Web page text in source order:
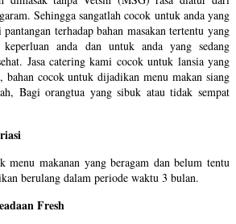
Sehingga sangatlah cocok untuk anda yang
terhadap bahan masakan tertentu yang
keperluan anda dan untuk anda yang sedang
Jasa catering kami cocok untuk lansia yang
cocok untuk dijadikan menu makan siang
Bagi orangtua yang sibuk atau tidak sempat
menu makanan yang beragam dan belum tentu
berulang dalam periode waktu 3 bulan.
Fresh